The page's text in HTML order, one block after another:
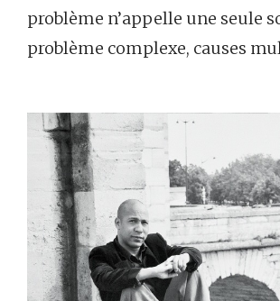
problème n’appelle une seule
problème complexe, causes